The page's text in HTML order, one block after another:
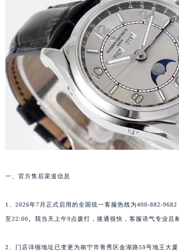
一、官方售后渠道信息
1、2026年7月正式启用的全国统一客服热线为400-882-
至22:00。我当天上午9点拨打，接通很快，客服语气专业且
2、门店详细地址已变更为南宁市青秀区金湖路59号地王大